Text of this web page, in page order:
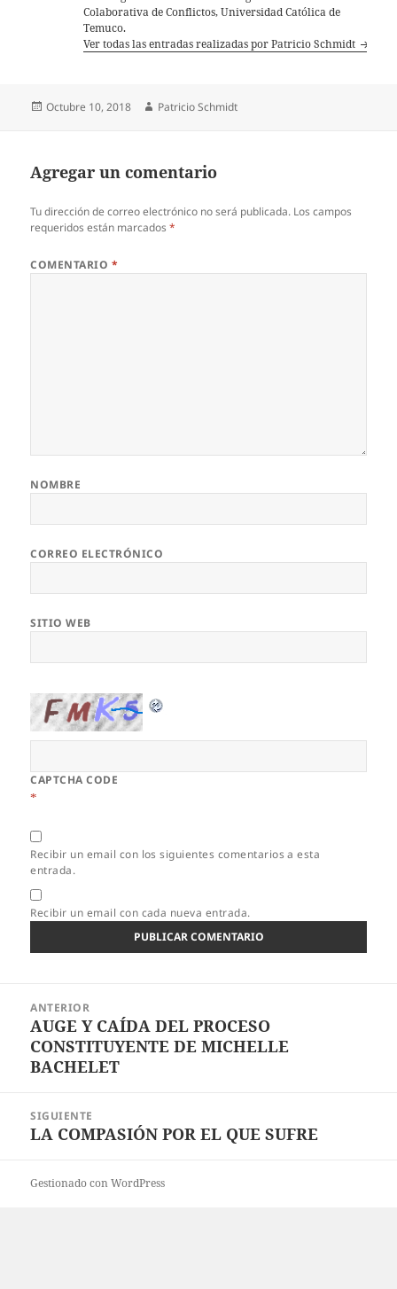
Colaborativa de Conflictos, Universidad Católica de
Temuco.
Ver todas las entradas realizadas por Patricio Schmidt
Publicado
Octubre 10, 2018 Autor
Patricio Schmidt
Agregar un comentario
Tu dirección de correo electrónico no será publicada. Los campos
requeridos están marcados*
COMENTARIO *
NOMBRE
CORREO ELECTRÓNICO
SITIO WEB
CAPTCHA CODE
*
Recibir un email con los siguientes comentarios a esta
entrada.
Recibir un email con cada nueva entrada.
entradas
ANTERIOR
Entrada
anterior:
AUGE Y CAÍDA DEL PROCESO
CONSTITUYENTE DE MICHELLE
BACHELET
SIGUIENTE
Entrada
LA COMPASIÓN POR EL QUE SUFRE
Gestionado con WordPress